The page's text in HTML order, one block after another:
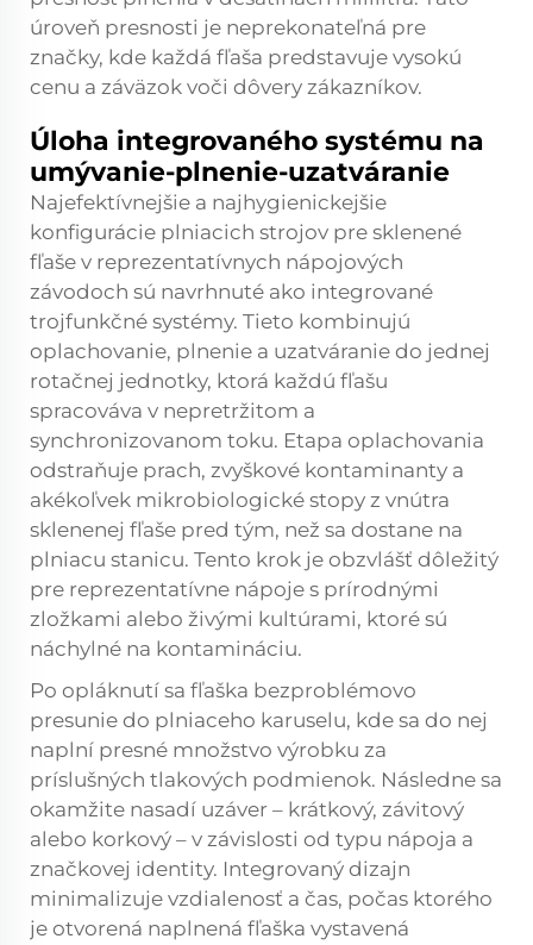
úroveň presnosti je neprekonateľná pre
značky, kde každá fľaša predstavuje vysokú
cenu a záväzok voči dôvery zákazníkov.
Úloha integrovaného systému na
umývanie-plnenie-uzatváranie
Najefektívnejšie a najhygienickejšie
konfigurácie plniacich strojov pre sklenené
fľaše v reprezentatívnych nápojových
závodoch sú navrhnuté ako integrované
trojfunkčné systémy. Tieto kombinujú
oplachovanie, plnenie a uzatváranie do jednej
rotačnej jednotky, ktorá každú fľašu
spracováva v nepretržitom a
synchronizovanom toku. Etapa oplachovania
odstraňuje prach, zvyškové kontaminanty a
akékoľvek mikrobiologické stopy z vnútra
sklenenej fľaše pred tým, než sa dostane na
plniacu stanicu. Tento krok je obzvlášť dôležitý
pre reprezentatívne nápoje s prírodnými
zložkami alebo živými kultúrami, ktoré sú
náchylné na kontamináciu.
Po opláknutí sa fľaška bezproblémovo
presunie do plniaceho karuselu, kde sa do nej
naplní presné množstvo výrobku za
príslušných tlakových podmienok. Následne sa
okamžite nasadí uzáver – krátkový, závitový
alebo korkový – v závislosti od typu nápoja a
značkovej identity. Integrovaný dizajn
minimalizuje vzdialenosť a čas, počas ktorého
je otvorená naplnená fľaška vystavená